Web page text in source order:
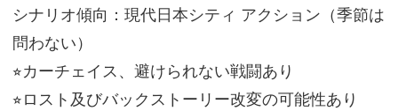
シナリオ傾向：現代日本シティ アクション（季節は
問わない）
⭐︎カーチェイス、避けられない戦闘あり
⭐︎ロスト及びバックストーリー改変の可能性あり